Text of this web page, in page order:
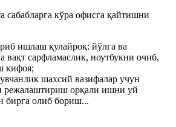
сабабларга кўра офисга қайтишни
ишлаш қулайроқ: йўлга ва
вақт сарфламаслик, ноутбукни очиб,
кифоя;
шахсий вазифалар учун
режалаштириш орқали ишни уй
бирга олиб бориш...